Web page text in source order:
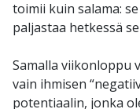
toimii kuin salama:
paljastaa hetkessä
Samalla viikonloppu
vain ihmisen
potentiaalin, jonka